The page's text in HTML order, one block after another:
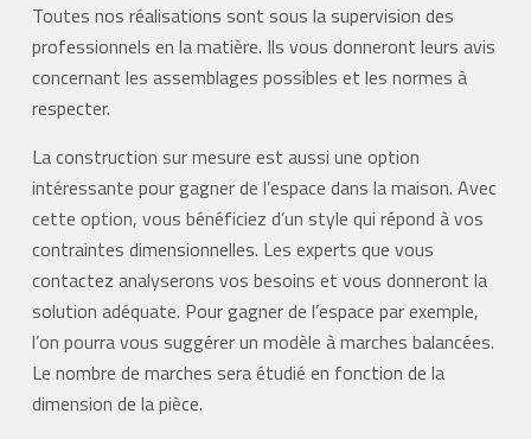
Toutes nos réalisations sont sous la supervision des
professionnels en la matière. Ils vous donneront leurs avis
concernant les assemblages possibles et les normes à
respecter.
La construction sur mesure est aussi une option
intéressante pour gagner de l’espace dans la maison. Avec
cette option, vous bénéficiez d’un style qui répond à vos
contraintes dimensionnelles. Les experts que vous
contactez analyserons vos besoins et vous donneront la
solution adéquate. Pour gagner de l’espace par exemple,
l’on pourra vous suggérer un modèle à marches balancées.
Le nombre de marches sera étudié en fonction de la
dimension de la pièce.